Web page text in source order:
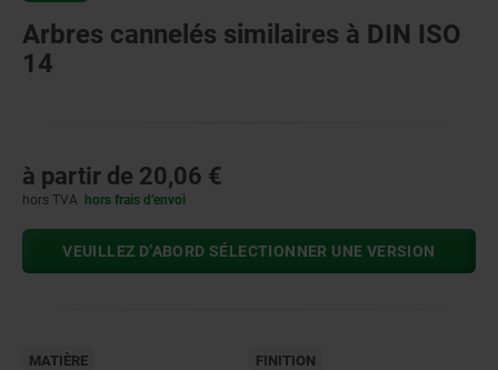
Arbres cannelés similaires à DIN ISO
14
à partir de 20,06 €
hors TVA hors frais d’envoi
VEUILLEZ D’ABORD SÉLECTIONNER UNE VERSION
MATIÈRE FINITION